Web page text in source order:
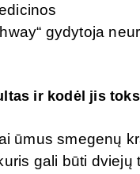
gydytoja
ir kodėl jis
ūmus smegenų
gali būti dviejų